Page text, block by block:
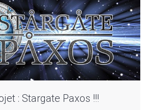
: Stargate Paxos !!!